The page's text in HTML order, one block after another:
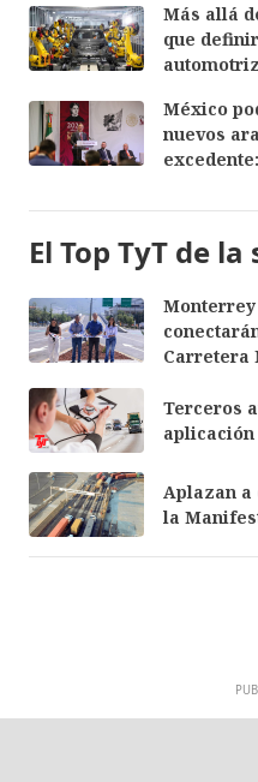
Más allá
que
México
nuevos
El Top TyT de
Carretera
Terceros
Aplazan a
la